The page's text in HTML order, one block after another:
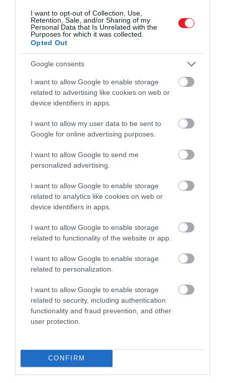
I want to opt-out of Collection, Use,
Retention, Sale, and/or Sharing of my
Personal Data that Is Unrelated with the
Purposes for which it was collected.
Opted Out
Google consents
I want to allow Google to enable storage
related to advertising like cookies on web or
device identifiers in apps.
I want to allow my user data to be sent to
Google for online advertising purposes.
I want to allow Google to send me
personalized advertising.
I want to allow Google to enable storage
related to analytics like cookies on web or
device identifiers in apps.
I want to allow Google to enable storage
related to functionality of the website or app.
I want to allow Google to enable storage
related to personalization.
I want to allow Google to enable storage
related to security, including authentication
functionality and fraud prevention, and other
user protection.
CONFIRM
árnyalatokat vet a nappali kék égboltra. A víz
kivételesen jól tartja a kék színt, és a szakértők úgy
gondolják, hogy bizonyos átmérőjű esőcseppek a
cerulán fény (a kék szín bővebb skálája) kivételével
meteorológusok szerint, ha egy vihar mögött elég
folyadék áll, és a tökéletes napszakban csap le, az
található sárga és kék fény zölddé egyesül.
A tegnapi vihar azonban a feltételezést a végsőig
kimaxolta, mivel a meteorológusok szerint a furcsa
nem hasonlított egy hasonló meteorológiai
eseményhez sem.
Nyitókép: Twitter / @jkarmill